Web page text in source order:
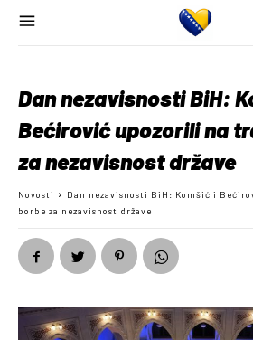
Dan nezavisnosti BiH:
Bećirović upozorili na
za nezavisnost države
Novosti
Dan nezavisnosti BiH: Komšić i
borbe za nezavisnost države